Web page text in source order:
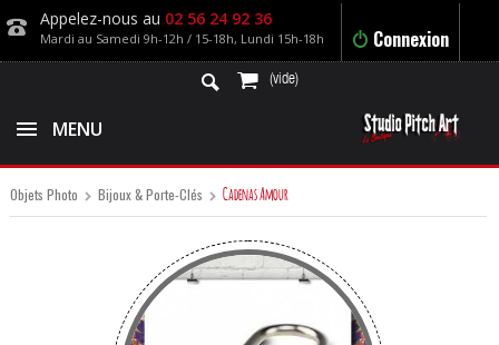
Connexion
Appelez-nous au 02 56 24 92 36
Mardi au Samedi 9h-12h / 15-18h, Lundi 15h-18h
(vide)
MENU
Objets Photo Bijoux & Porte-Clés Cadenas Amour